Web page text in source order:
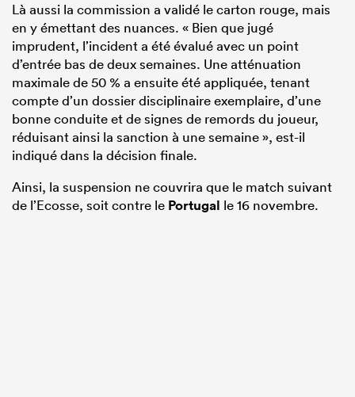
Là aussi la commission a validé le carton rouge, mais
en y émettant des nuances. « Bien que jugé
imprudent, l’incident a été évalué avec un point
d’entrée bas de deux semaines. Une atténuation
maximale de 50 % a ensuite été appliquée, tenant
compte d’un dossier disciplinaire exemplaire, d’une
bonne conduite et de signes de remords du joueur,
réduisant ainsi la sanction à une semaine », est-il
indiqué dans la décision finale.
Ainsi, la suspension ne couvrira que le match suivant
de l’Ecosse, soit contre le Portugal le 16 novembre.